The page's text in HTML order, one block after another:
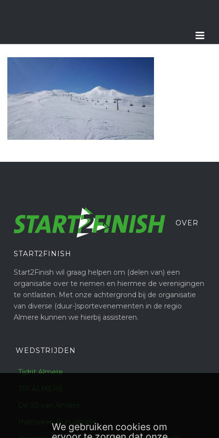
OVER
START2FINISH
Start2Finish wil graag helpen om (delen van) een
organisatie over te nemen en hiermee de verenigingen
te ontlasten. Met onze achtergrond bij de organisatie
van diverse (duur-)sportevenementen in de regio
Almere kunnen we hierbij assisteren.
WEDSTRIJDEN
Tijdrit Almere
TRI ALMERE
De 30 van Almere
Halloween Run Almere
We gebruiken cookies om